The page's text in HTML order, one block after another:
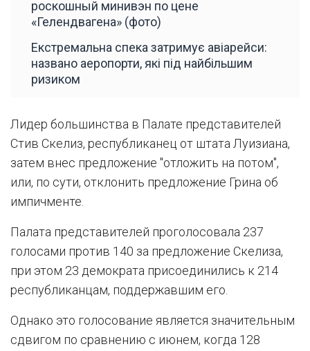
роскошный минивэн по цене
«Гелендвагена» (фото)
Екстремальна спека затримує авіарейси:
названо аеропорти, які під найбільшим
ризиком
Лидер большинства в Палате представителей
Стив Скелиз, республиканец от штата Луизиана,
затем внес предложение "отложить на потом",
или, по сути, отклонить предложение Грина об
импичменте.
Палата представителей проголосовала 237
голосами против 140 за предложение Скелиза,
при этом 23 демократа присоединились к 214
республиканцам, поддержавшим его.
Однако это голосование является значительным
сдвигом по сравнению с июнем, когда 128